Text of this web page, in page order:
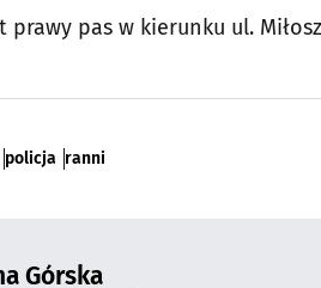
prawy pas w kierunku ul.
policja ranni
Górska